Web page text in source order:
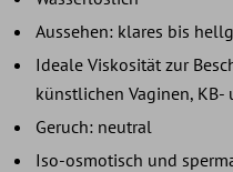
Aussehen: klares bis
Ideale Viskosität zur
künstlichen Vaginen,
Geruch: neutral
Iso-osmotisch und